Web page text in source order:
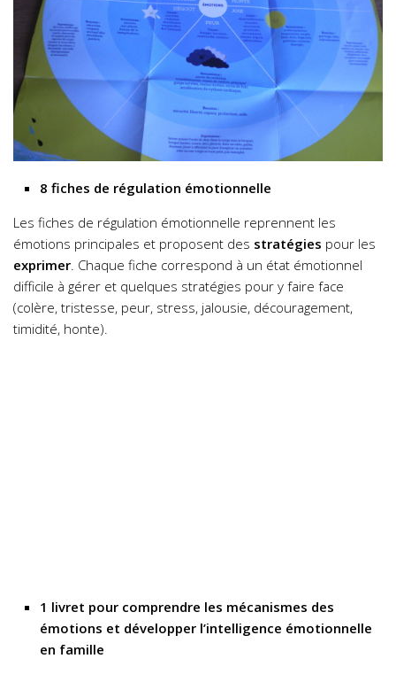
8 fiches de régulation émotionnelle
Les fiches de régulation émotionnelle reprennent les
émotions principales et proposent des stratégies pour les
exprimer. Chaque fiche correspond à un état émotionnel
difficile à gérer et quelques stratégies pour y faire face
(colère, tristesse, peur, stress, jalousie, découragement,
timidité, honte).
1 livret pour comprendre les mécanismes des
émotions et développer l’intelligence émotionnelle
en famille